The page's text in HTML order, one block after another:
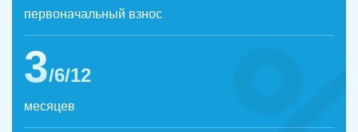
первоначальный взнос
3/6/12
месяцев